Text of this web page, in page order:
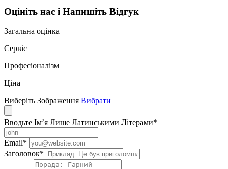
Оцініть нас і Напишіть Відгук
Загальна оцінка
Сервіс
Професіоналізм
Ціна
Виберіть Зображення Вибрати
Вводьте Ім’я Лише Латинськими Літерами*
Email*
Заголовок*